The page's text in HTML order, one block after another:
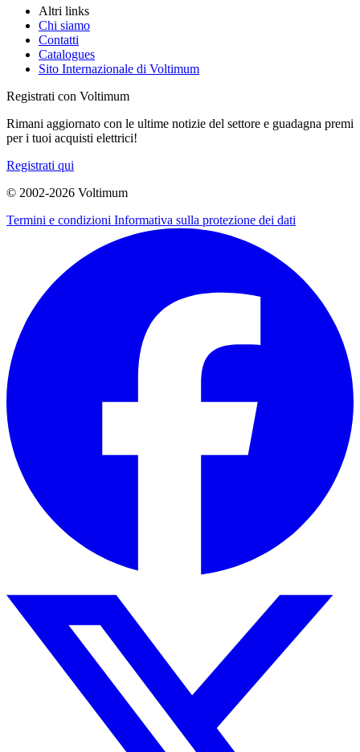
Altri links
Chi siamo
Contatti
Catalogues
Sito Internazionale di Voltimum
Registrati con Voltimum
Rimani aggiornato con le ultime notizie del settore e guadagna premi
per i tuoi acquisti elettrici!
Registrati qui
© 2002-2026 Voltimum
Termini e condizioni Informativa sulla protezione dei dati